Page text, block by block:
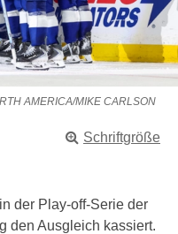
AMERICA/MIKE CARLSON
Schriftgröße
der Play-off-Serie der
den Ausgleich kassiert.